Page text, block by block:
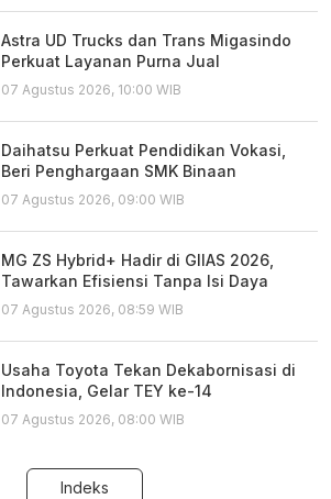
Astra UD Trucks dan Trans Migasindo
Perkuat Layanan Purna Jual
07 Agustus 2026, 10:00 WIB
Daihatsu Perkuat Pendidikan Vokasi,
Beri Penghargaan SMK Binaan
07 Agustus 2026, 09:00 WIB
MG ZS Hybrid+ Hadir di GIIAS 2026,
Tawarkan Efisiensi Tanpa Isi Daya
07 Agustus 2026, 08:59 WIB
Usaha Toyota Tekan Dekabornisasi di
Indonesia, Gelar TEY ke-14
07 Agustus 2026, 08:00 WIB
Indeks